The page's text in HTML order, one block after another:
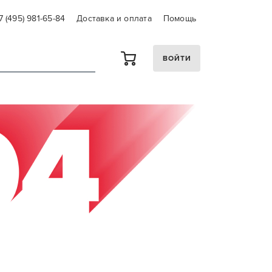
(495) 981-65-84 Доставка и оплата Помощь
ВОЙТИ